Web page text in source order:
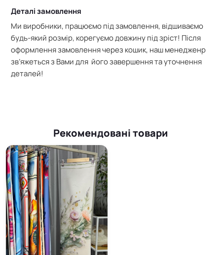
Деталі замовлення
Ми виробники, працюємо під замовлення, відшиваємо
будь-який розмір, корегуємо довжину під зріст! Після
оформлення замовлення через кошик, наш менедженр
зв’яжеться з Вами для його завершення та уточнення
деталей!
Рекомендовані товари